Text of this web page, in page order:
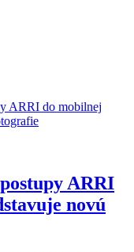
ARRI
novú